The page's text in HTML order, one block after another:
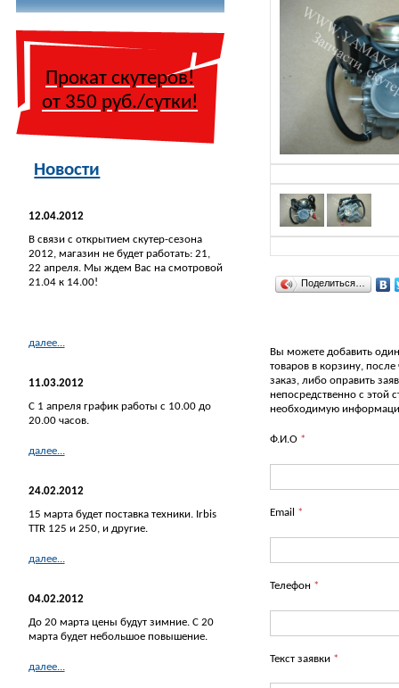
Прокат скутеров!
от 350 руб./сутки!
Новости
12.04.2012
В связи с открытием скутер-сезона
2012, магазин не будет работать: 21,
22 апреля. Мы ждем Вас на смотровой
21.04 к 14.00!
далее...
11.03.2012
С 1 апреля график работы с 10.00 до
20.00 часов.
далее...
24.02.2012
15 марта будет поставка техники. Irbis
TTR 125 и 250, и другие.
далее...
04.02.2012
До 20 марта цены будут зимние. С 20
марта будет небольшое повышение.
далее...
Поделиться…
Вы можете добавить
товаров в корзину,
заказ, либо оправить
непосредственно с этой
необходимую
Ф.И.О *
Email *
Телефон *
Текст заявки *